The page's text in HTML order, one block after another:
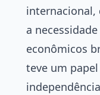
internacional,
a
econômicos
teve um